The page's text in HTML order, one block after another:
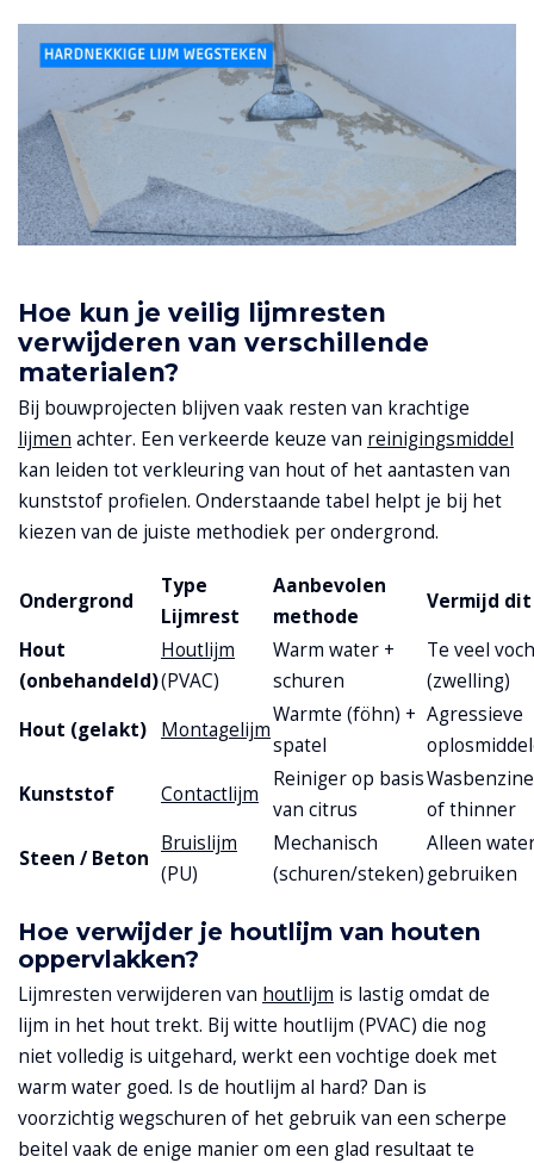
Hoe kun je veilig lijmresten
verwijderen van verschillende
materialen?
Bij bouwprojecten blijven vaak resten van krachtige
lijmen achter. Een verkeerde keuze van reinigingsmiddel
kan leiden tot verkleuring van hout of het aantasten van
kunststof profielen. Onderstaande tabel helpt je bij het
kiezen van de juiste methodiek per ondergrond.
Ondergrond
Type
Lijmrest
Aanbevolen
methode
Vermijd dit
Hout
(onbehandeld)
Houtlijm
(PVAC)
Warm water +
schuren
Te veel
(zwelling)
Hout (gelakt)
Montagelijm
Warmte (föhn) +
spatel
Agressieve
Kunststof
Contactlijm
Reiniger op basis
van citrus
Wasbenzine
of thinner
Steen / Beton
Bruislijm
(PU)
Mechanisch
(schuren/steken)
Alleen
gebruiken
Hoe verwijder je houtlijm van houten
oppervlakken?
Lijmresten verwijderen van houtlijm is lastig omdat de
lijm in het hout trekt. Bij witte houtlijm (PVAC) die nog
niet volledig is uitgehard, werkt een vochtige doek met
warm water goed. Is de houtlijm al hard? Dan is
voorzichtig wegschuren of het gebruik van een scherpe
beitel vaak de enige manier om een glad resultaat te